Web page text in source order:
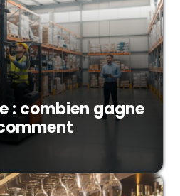
: combien gagne